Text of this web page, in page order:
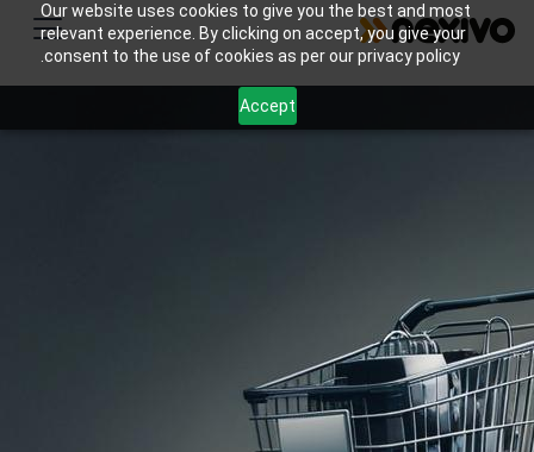
Our website uses cookies to give you the best and most
relevant experience. By clicking on accept, you give your
consent to the use of cookies as per our privacy policy.
Accept
لشركات التجارة الإلكترونية تبسيط عملياتها
وتحسين تجارب العملاء واتخاذ قرارات تعتمد على
البيانات، مما يؤدي في النهاية إلى تحسين المبيعات
عبر الإنترنت والكفاءة العامة.